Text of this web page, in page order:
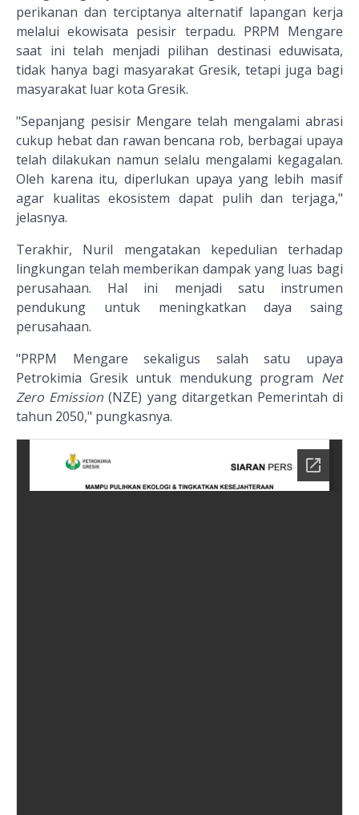
perikanan dan terciptanya alternatif lapangan kerja
melalui ekowisata pesisir terpadu. PRPM Mengare
saat ini telah menjadi pilihan destinasi eduwisata,
tidak hanya bagi masyarakat Gresik, tetapi juga bagi
masyarakat luar kota Gresik.
"Sepanjang pesisir Mengare telah mengalami abrasi
cukup hebat dan rawan bencana rob, berbagai upaya
telah dilakukan namun selalu mengalami kegagalan.
Oleh karena itu, diperlukan upaya yang lebih masif
agar kualitas ekosistem dapat pulih dan terjaga,"
jelasnya.
Terakhir, Nuril mengatakan kepedulian terhadap
lingkungan telah memberikan dampak yang luas bagi
perusahaan. Hal ini menjadi satu instrumen
pendukung untuk meningkatkan daya saing
perusahaan.
"PRPM Mengare sekaligus salah satu upaya
Petrokimia Gresik untuk mendukung program Net
Zero Emission (NZE) yang ditargetkan Pemerintah di
tahun 2050," pungkasnya.